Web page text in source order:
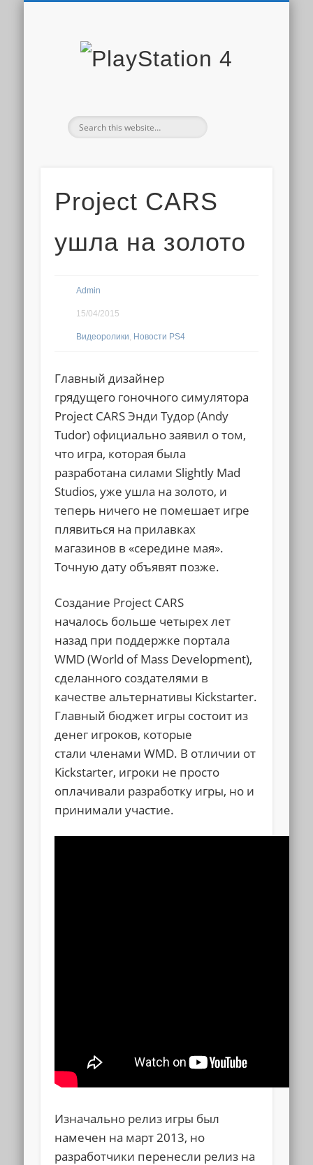
Project CARS
ушла на золото
Admin
15/04/2015
Видеоролики Новости PS4
Главный дизайнер
грядущего гоночного симулятора
Project CARS Энди Тудор (Andy
Tudor) официально заявил о том,
что игра, которая была
разработана силами Slightly Mad
Studios, уже ушла на золото, и
теперь ничего не помешает игре
плявиться на прилавках
магазинов в «середине мая».
Точную дату объявят позже.
Создание Project CARS
началось больше четырех лет
назад при поддержке портала
WMD (World of Mass Development),
сделанного создателями в
качестве альтернативы Kickstarter.
Главный бюджет игры состоит из
денег игроков, которые
стали членами WMD. В отличии от
Kickstarter, игроки не просто
оплачивали разработку игры, но и
принимали участие.
Изначально релиз игры был
намечен на март 2013, но
разработчики перенесли релиз на